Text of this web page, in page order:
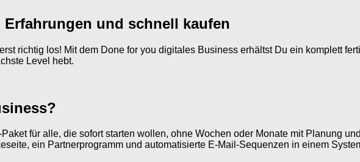
und schnell kaufen
richtig los! Mit dem Done for you digitales Business erhältst Du ein komplett
Level hebt.
für alle, die sofort starten wollen, ohne Wochen oder Monate mit Planung
ein Partnerprogramm und automatisierte E-Mail-Sequenzen in einem